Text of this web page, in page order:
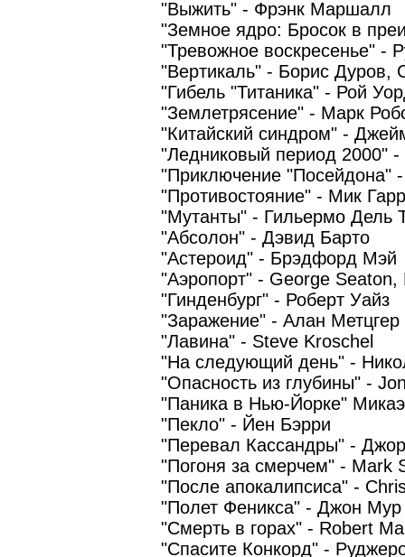
"Выжить" - Фрэнк Маршалл
"Земное ядро: Бросок в
"Тревожное воскресенье" -
"Вертикаль" - Борис Дуров,
"Гибель "Титаника" - Рой
"Землетрясение" - Марк
"Китайский синдром" -
"Ледниковый период 2000" -
"Приключение "Посейдона"
"Противостояние" - Мик
"Мутанты" - Гильермо Дель
"Абсолон" - Дэвид Барто
"Астероид" - Брэдфорд Мэй
"Аэропорт" - George Seaton,
"Гинденбург" - Роберт Уайз
"Заражение" - Алан Метцгер
"Лавина" - Steve Kroschel
"На следующий день" -
"Опасность из глубины" -
"Паника в Нью-Йорке"
"Пекло" - Йен Бэрри
"Перевал Кассандры" -
"Погоня за смерчем" - Mark
"После апокалипсиса" -
"Полет Феникса" - Джон Мур
"Смерть в горах" - Robert
"Спасите Конкорд" -